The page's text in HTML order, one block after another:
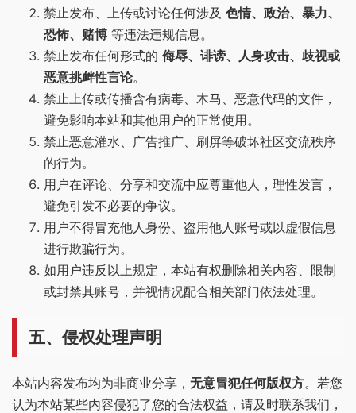
禁止发布、上传或讨论任何涉及 色情、政治、暴力、
恐怖、赌博 等违法违规信息。
禁止发布任何形式的 侮辱、诽谤、人身攻击、歧视或
恶意挑衅性言论。
禁止上传或传播含有病毒、木马、恶意代码的文件，
避免影响本站和其他用户的正常使用。
禁止恶意灌水、广告推广、刷屏等破坏社区交流秩序
的行为。
用户在评论、分享和交流中应尊重他人，理性发言，
避免引发不必要的争议。
用户不得冒充他人身份、盗用他人账号或以虚假信息
进行欺骗行为。
如用户违反以上规定，本站有权删除相关内容、限制
或封禁其账号，并视情况配合相关部门依法处理。
五、侵权处理声明
本站内容发布均为非商业分享， 无意冒犯任何版权方。若您
认为本站某些内容侵犯了您的合法权益，请及时联系我们，